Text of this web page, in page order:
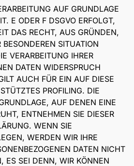
AUF GRUNDLAGE
E ODER F DSGVO ERFOLGT,
DAS RECHT, AUS GRÜNDEN,
SITUATION
VERARBEITUNG IHRER
DATEN WIDERSPRUCH
AUCH FÜR EIN AUF DIESE
PROFILING. DIE
AUF DENEN EINE
ENTNEHMEN SIE DIESER
WENN SIE
WERDEN WIR IHRE
DATEN NICHT
ES SEI DENN, WIR KÖNNEN